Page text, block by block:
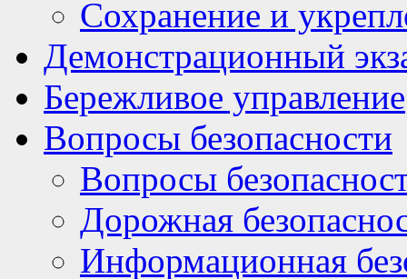
Сохранение и
Демонстрационный
Бережливое управление
Вопросы безопасности
Вопросы
Дорожная
Информационная